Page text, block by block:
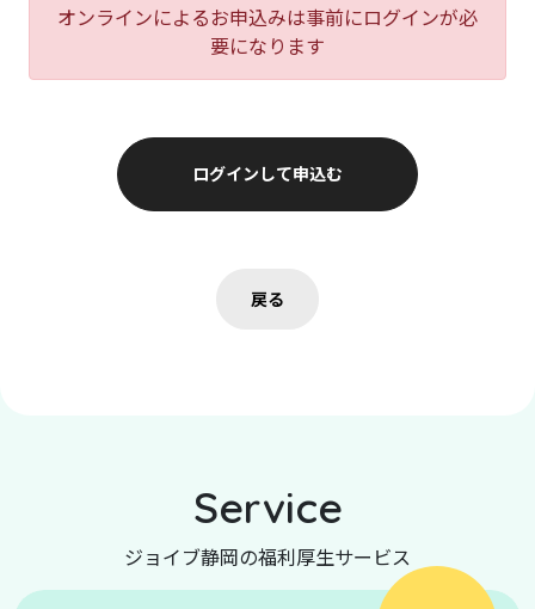
オンラインによるお申込みは事前にログインが必
要になります
ログインして申込む
戻る
Service
ジョイブ静岡の福利厚生サービス